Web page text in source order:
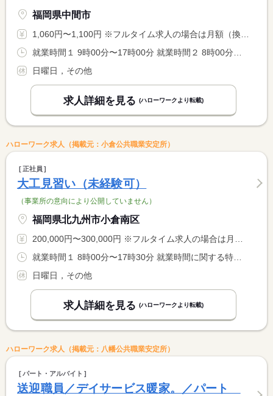
福岡県中間市
1,060円〜1,100円 ※フルタイム求人の場合は月額（換算額）、パート求人の場合は時間額を表示しています。
日曜日，その他
求人詳細を見る (ハローワークより転載)
ハローワーク求人（掲載元：小倉公共職業安定所）
正社員
大工見習い（未経験可）
（事業所の意向により公開していません）
福岡県北九州市小倉南区
200,000円〜300,000円 ※フルタイム求人の場合は月額（換算額）、パート求人の場合は時間額を表示しています。
日曜日，その他
求人詳細を見る (ハローワークより転載)
ハローワーク求人（掲載元：八幡公共職業安定所）
パート・アルバイト
送迎職員／デイサービス暖家。／パート